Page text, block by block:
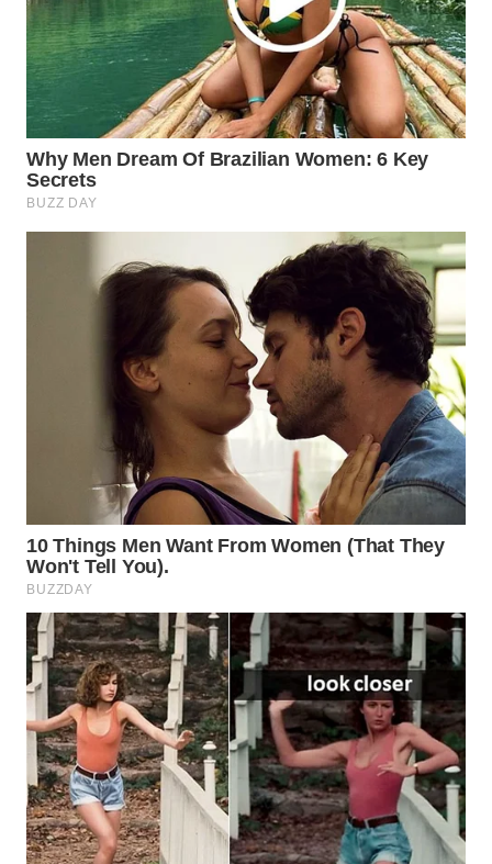
WN
NATUNA
WN
BINTAN
WN
LIKUPANG
LABUANBAJO
Wahana
Media
Group
WAHANA
NEWS
WAHANA
TANI
WAHANA
ADVOKAT
WAHANA